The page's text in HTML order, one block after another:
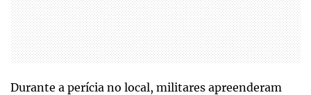
Durante a perícia no local, militares apreenderam